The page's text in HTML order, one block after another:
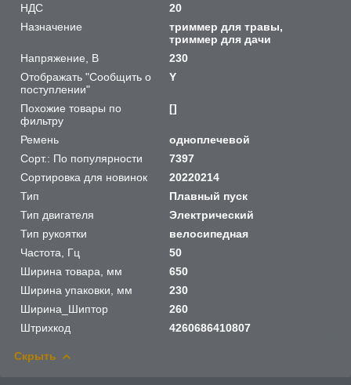
НДС
20
Назначение
триммер для травы,
триммер для дачи
Напряжение, В
230
Отображать "Сообщить о
поступлении"
Y
Похожие товары по
фильтру
[]
Ремень
одноплечевой
Сорт.: По популярности
7397
Сортировка для новинок
20220214
Тип
Плавный пуск
Тип двигателя
Электрический
Тип рукоятки
велосипедная
Частота, Гц
50
Ширина товара, мм
650
Ширина упаковки, мм
230
Ширина_Шиптор
260
Штрихкод
4260686410807
Скрыть